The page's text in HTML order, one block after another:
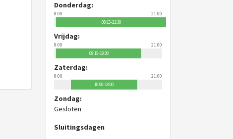
Donderdag:
8:00 21:00
08:15-21:30
Vrijdag:
8:00 21:00
08:15-18:30
Zaterdag:
8:00 21:00
10:00-18:00
Zondag:
Gesloten
Sluitingsdagen